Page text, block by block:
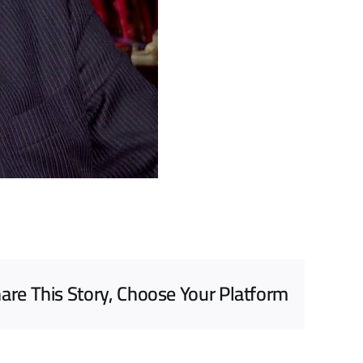
This Story, Choose Your Platform!